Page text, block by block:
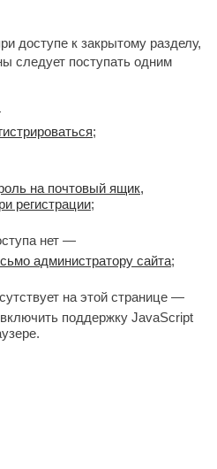
доступе к закрытому разделу,
следует поступать одним
;
на почтовый ящик,
регистрации;
нет —
администратору сайта;
на этой странице —
поддержку JavaScript